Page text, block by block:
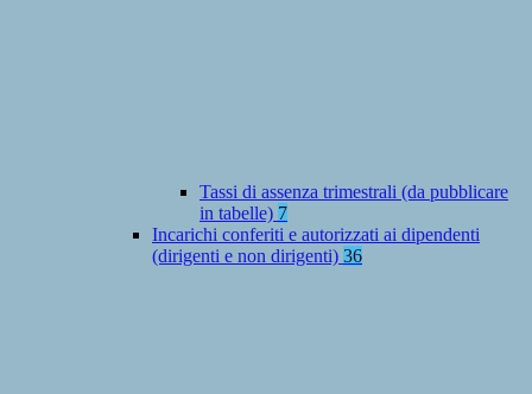
Tassi di assenza trimestrali (da pubblicare
in tabelle) 7
Incarichi conferiti e autorizzati ai dipendenti
(dirigenti e non dirigenti) 36